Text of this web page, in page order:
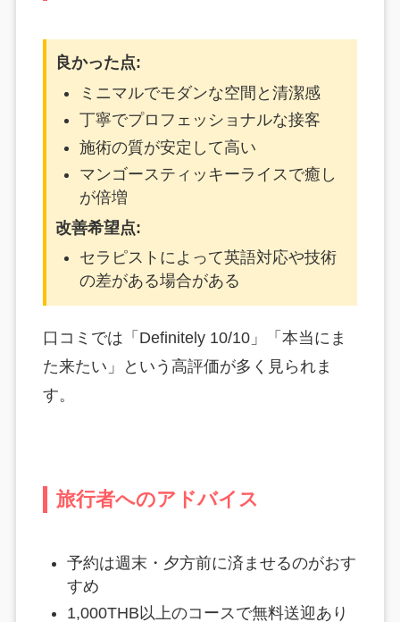
良かった点:
ミニマルでモダンな空間と清潔感
丁寧でプロフェッショナルな接客
施術の質が安定して高い
マンゴースティッキーライスで癒し
が倍増
改善希望点:
セラピストによって英語対応や技術
の差がある場合がある
口コミでは「Definitely 10/10」「本当にま
た来たい」という高評価が多く見られま
す。
旅行者へのアドバイス
予約は週末・夕方前に済ませるのがおす
すめ
1,000THB以上のコースで無料送迎あり